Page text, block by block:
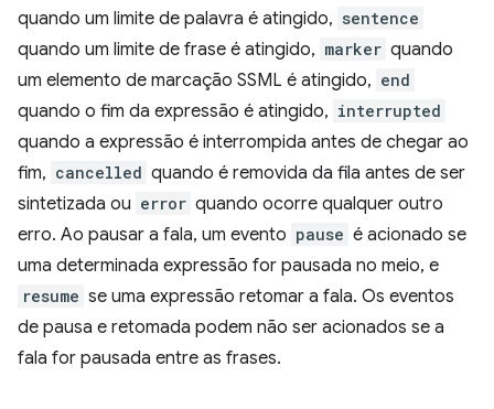
quando um limite de palavra é atingido, sentence
quando um limite de frase é atingido, marker quando
um elemento de marcação SSML é atingido, end
quando o fim da expressão é atingido, interrupted
quando a expressão é interrompida antes de chegar ao
fim, cancelled quando é removida da fila antes de ser
sintetizada ou error quando ocorre qualquer outro
erro. Ao pausar a fala, um evento pause é acionado se
uma determinada expressão for pausada no meio, e
resume se uma expressão retomar a fala. Os eventos
de pausa e retomada podem não ser acionados se a
fala for pausada entre as frases.